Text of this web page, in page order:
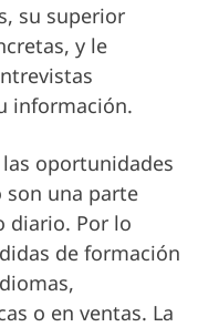
su superior
y le
información.
oportunidades
son una parte
diario. Por lo
de formación
o en ventas. La